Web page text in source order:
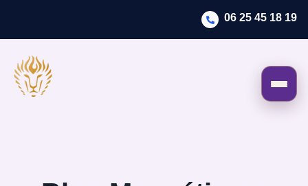
06 25 45 18 19